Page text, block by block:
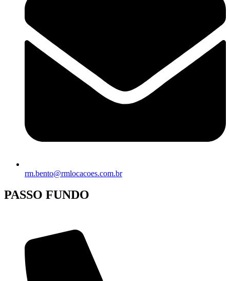
rm.bento@rmlocacoes.com.br
PASSO FUNDO